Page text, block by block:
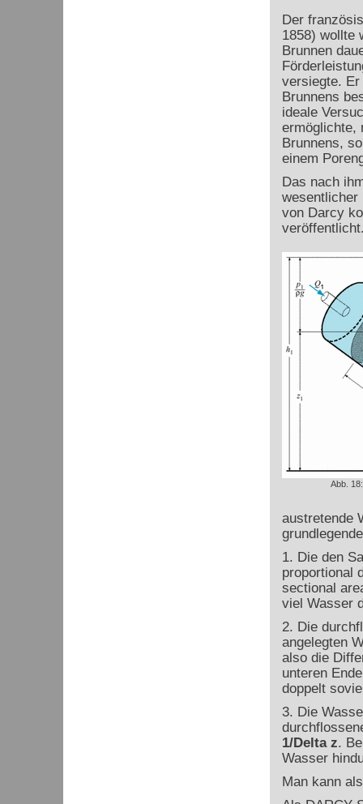
Der
1858) wollte
Brunnen
versiegte.
Brunnens
ideale
ermöglichte,
Brunnens,
einem
Das nach
wesentlicher
von Darcy
Abb.
austretende
1. Die den
proportional
sectional
viel Wasser
2. Die
angelegten
also die
unteren
doppelt
3. Die
1/Delta z.
Wasser
Man kann